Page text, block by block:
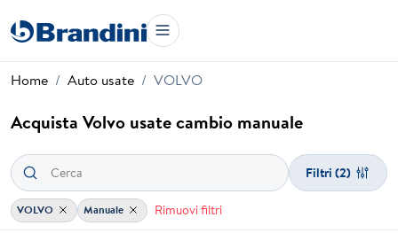
Home Auto usate VOLVO
Acquista Volvo usate cambio manuale
Filtri (2)
VOLVO Manuale Rimuovi filtri